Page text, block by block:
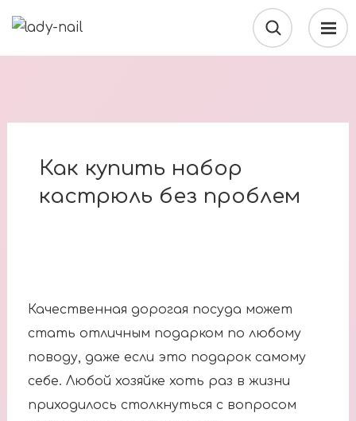
Как купить набор
кастрюль без проблем
Качественная дорогая посуда может
стать отличным подарком по любому
поводу, даже если это подарок самому
себе. Любой хозяйке хоть раз в жизни
приходилось столкнуться с вопросом